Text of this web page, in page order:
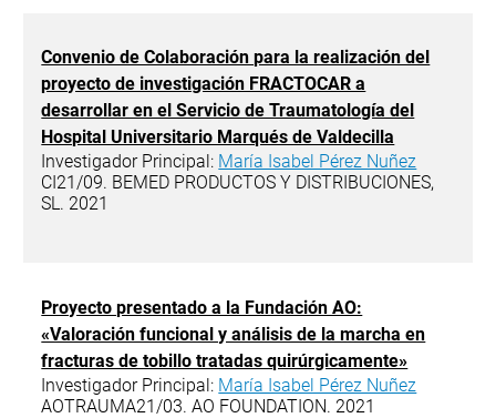
Convenio de Colaboración para la realización del
proyecto de investigación FRACTOCAR a
desarrollar en el Servicio de Traumatología del
Hospital Universitario Marqués de Valdecilla
Investigador Principal: María Isabel Pérez Nuñez
CI21/09. BEMED PRODUCTOS Y DISTRIBUCIONES,
SL. 2021
Proyecto presentado a la Fundación AO:
«Valoración funcional y análisis de la marcha en
fracturas de tobillo tratadas quirúrgicamente»
Investigador Principal: María Isabel Pérez Nuñez
AOTRAUMA21/03. AO FOUNDATION. 2021